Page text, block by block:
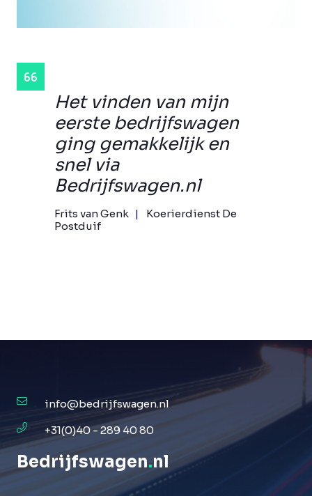
Het vinden van mijn
eerste bedrijfswagen
ging gemakkelijk en
snel via
Bedrijfswagen.nl
Frits van Genk
Koerierdienst De
Postduif
info@bedrijfswagen.nl
+31(0)40 - 289 40 80
Bedrijfswagen.nl